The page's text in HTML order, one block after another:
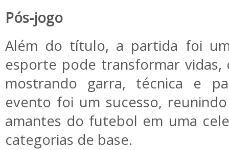
Pós-jogo
Além do título, a partida foi
esporte pode transformar vidas,
mostrando garra, técnica e
evento foi um sucesso,
amantes do futebol em uma
categorias de base.